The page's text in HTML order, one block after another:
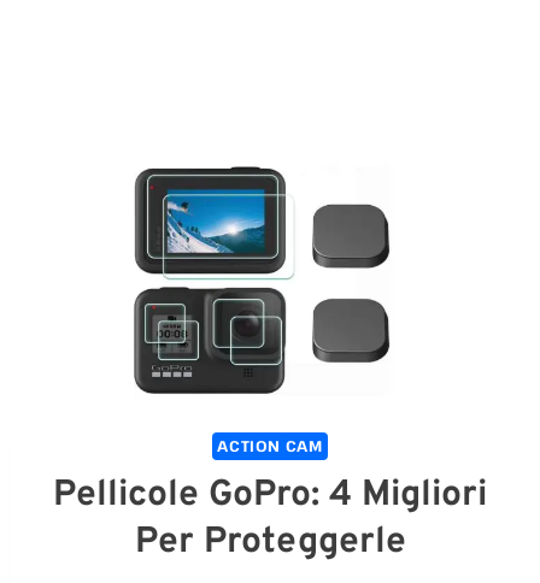
ACTION CAM
Pellicole GoPro: 4 Migliori
Per Proteggerle